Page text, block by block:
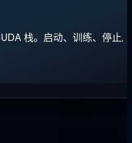
栈。启动、训练、停止,